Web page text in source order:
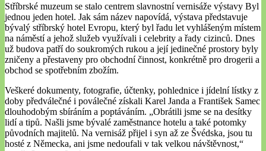
Stříbrské muzeum se stalo centrem slavnostní vernisáže výstavy Byl
jednou jeden hotel. Jak sám název napovídá, výstava představuje
bývalý stříbrský hotel Evropu, který byl řadu let vyhlášeným místem
na náměstí a jehož služeb využívali i celebrity a řady cizinců. Dnes
už budova patří do soukromých rukou a její jedinečné prostory byly
zničeny a přestaveny pro obchodní činnost, konkrétně pro drogerii a
obchod se spotřebním zbožím.
Veškeré dokumenty, fotografie, účtenky, pohlednice i jídelní lístky z
doby předválečné i poválečné získali Karel Janda a František Samec
dlouhodobým sbíráním a poptáváním. „Obrátili jsme se na desítky
lidí a tipů. Našli jsme bývalé zaměstnance hotelu a také potomky
původních majitelů. Na vernisáž přijel i syn až ze Švédska, jsou tu
hosté z Německa, ani jsme nedoufali v tak velkou návštěvnost,“